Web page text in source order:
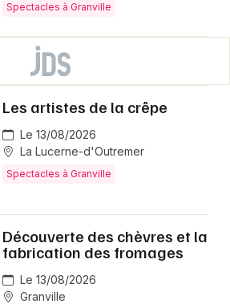
Spectacles à Granville
Les artistes de la crêpe
Le 13/08/2026
La Lucerne-d'Outremer
Spectacles à Granville
Découverte des chèvres et la
fabrication des fromages
Le 13/08/2026
Granville